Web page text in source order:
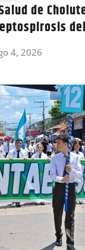
de
4, 2026